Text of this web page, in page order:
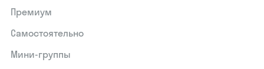
Премиум
Самостоятельно
Мини-группы